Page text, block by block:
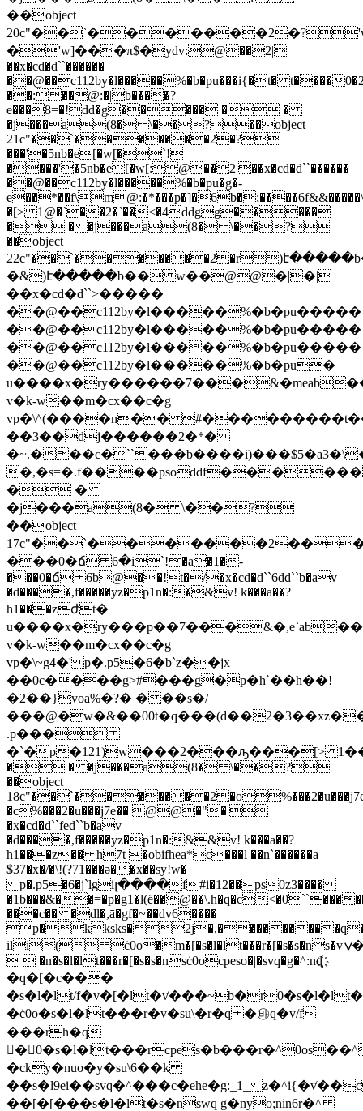
��object
�'w]���π$�ydv:@��2|
��x�cd�d``������
��@��c112by�l�����%�b�pu���i{�t� t����
��:��@:�|b����?
e���8=�!dd�g����� � �
�j���a(8� \��?��object
21c"��`�������2�?
���'�5nb�e[�w[�`!
����'�5nb�e[�w[:@��2|��x�cd�d``������
��@��c112by�l�����%�b�pu�g�-
�[> 1@�`��2�`��<�4ddgg�����
� � �j���a(8� \��?
��object
�&)է�����b�� w��@@�|�|
��x�cd�d``>�����
��@��c112by�l�����%�b�pu�����
��@��c112by�l�����%�b�pu�����
��@��c112by�l�����%�b�pu�����
��@��c112by�l�����%�b�pu�
v�k-w��m�cx��c�g
vp�\^(����n��
��3��dj������2�*�
�~.�
� �
�j���a(8� \��?
��object
���0�ճ 6�i`!�a�1�-
���0�ճ 6b@��!t�/�x�cd�d``6dd``b�av
�d����,f�����yz�p1n�:�&v! k���a��?
h1���zժt�
v�k-w��m�cx��c�g
vp�\~g4�' p�.p5�6�b`z��jx
��0c����g>#���g�p�h`��h��!
�2��}voa%�?� ���s�/
.p���
�`�p�121)w���2���ԡ���[>
� � �j���a(8� \��?
��object
�c%���2�u���j7e�� @@�"�|
�x�cd�d``fed``b�av
�d����,f�����yz�p1n�:&&v! k���a��?
h1���z�� h7t �obifhea*c���l ��n`������a
$37�x�/�\!(?71���ə��x��sy!w�
p�.p5�6�j`lgiլ����f#i�12��ps0z3����
�1b���&��=�p�g1�l(ȅ��@��\.h�q�c<�0``���
���c�� �dl�,ā�gf�~��dv6����
ili( ċ0o�m�[�s�l�lt���r�[�s�s�ns�vݍ�y
  �n�s�l�lt���r�[�s�s�nsċ0ocpeso�|�svq�g�^:nɖ҉
�q�[�c���
�s�l�lt/
�ċ0o�s�l�lt���r�v�su\�r�q �㉳q�v/f
���rh�q
�cky�nuo�y�su\6��k
��s�l9ei��svq�^���c�ehe�g:_1_
��[�[���s�l�lt�s�nswq g�nyo;nin6r�^